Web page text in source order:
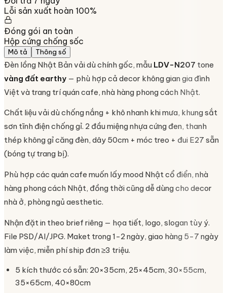
Lỗi sản xuất hoàn 100%
Đóng gói an toàn
Hộp cứng chống sốc
Mô tả Thông số
Đèn lồng Nhật Bản vải dù chính gốc, mẫu LDV-N207 tone
vàng đất earthy — phù hợp cả decor không gian gia đình
Việt và trang trí quán cafe, nhà hàng phong cách Nhật.
Chất liệu vải dù chống nắng + khô nhanh khi mưa, khung sắt
sơn tĩnh điện chống gỉ. 2 đầu miệng nhựa cứng đen, thanh
thép không gỉ căng đèn, dây 50cm + móc treo + đui E27 sẵn
(bóng tự trang bị).
Phù hợp các quán cafe muốn lấy mood Nhật cổ điển, nhà
hàng phong cách Nhật, đồng thời cũng dễ dùng cho decor
nhà ở, phòng ngủ aesthetic.
Nhận đặt in theo brief riêng — họa tiết, logo, slogan tùy ý.
File PSD/AI/JPG. Maket trong 1-2 ngày, giao hàng 5-7 ngày
làm việc, miễn phí ship đơn ≥3 triệu.
5 kích thước có sẵn: 20×35cm, 25×45cm, 30×55cm,
35×65cm, 40×80cm